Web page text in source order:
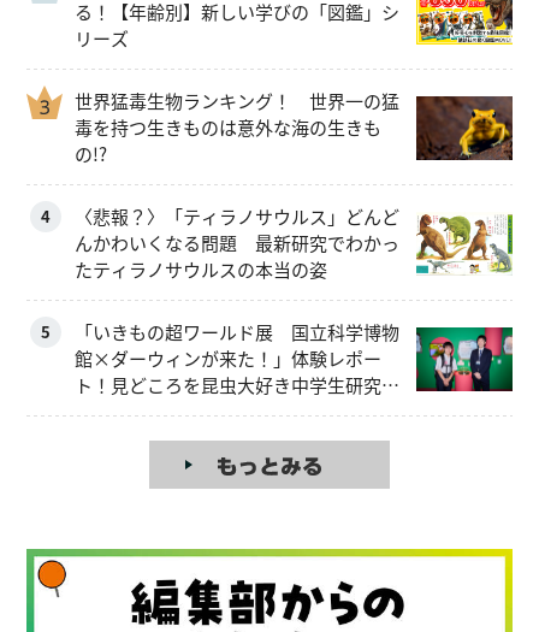
る！【年齢別】新しい学びの「図鑑」シ
リーズ
世界猛毒生物ランキング！ 世界一の猛
毒を持つ生きものは意外な海の生きも
の!?
4
〈悲報？〉「ティラノサウルス」どんど
んかわいくなる問題 最新研究でわかっ
たティラノサウルスの本当の姿
5
「いきもの超ワールド展 国立科学博物
館×ダーウィンが来た！」体験レポー
ト！見どころを昆虫大好き中学生研究員
が解説